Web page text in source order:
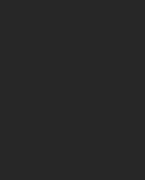
Moore, de originele